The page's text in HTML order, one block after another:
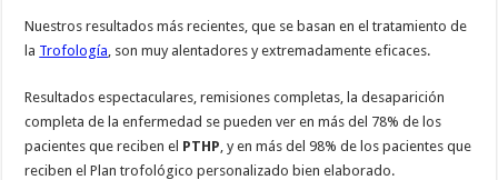
Nuestros resultados más recientes, que se basan en el tratamiento de
la Trofología , son muy alentadores y extremadamente eficaces.
Resultados espectaculares, remisiones completas, la desaparición
completa de la enfermedad se pueden ver en más del 78% de los
pacientes que reciben el PTHP , y en más del 98% de los pacientes que
reciben el Plan trofológico personalizado bien elaborado.